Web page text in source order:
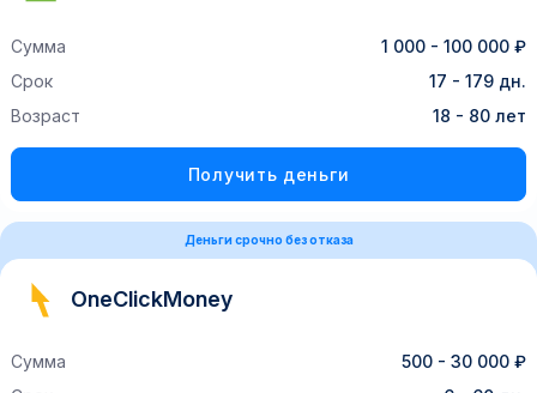
Сумма
1 000 - 100 000 ₽
Срок
17 - 179 дн.
Возраст
18 - 80 лет
Получить деньги
Деньги срочно без отказа
OneClickMoney
Сумма
500 - 30 000 ₽